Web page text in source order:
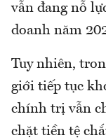
vẫn đang nỗ
doanh năm
Tuy nhiên,
giới tiếp tục
chính trị vẫn
chặt tiền tệ